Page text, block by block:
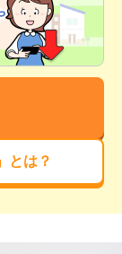
とは？